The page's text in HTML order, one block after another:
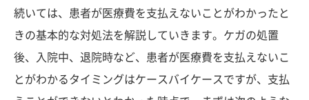
続いては、患者が医療費を支払えないことがわかったと
きの基本的な対処法を解説していきます。ケガの処置
後、入院中、退院時など、患者が医療費を支払えないこ
とがわかるタイミングはケースバイケースですが、支払